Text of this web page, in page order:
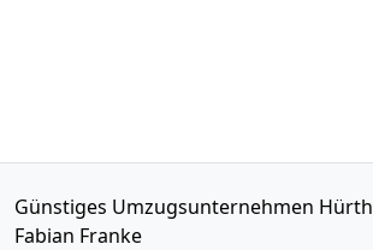
Günstiges Umzugsunternehmen Hürth
Fabian Franke